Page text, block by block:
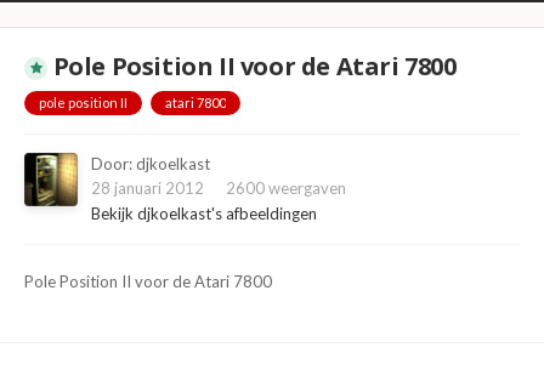
Pole Position II voor de Atari 7800
pole position II atari 7800
Door:djkoelkast
28 januari 2012
2600 weergaven
Bekijk djkoelkast's afbeeldingen
Pole Position II voor de Atari 7800